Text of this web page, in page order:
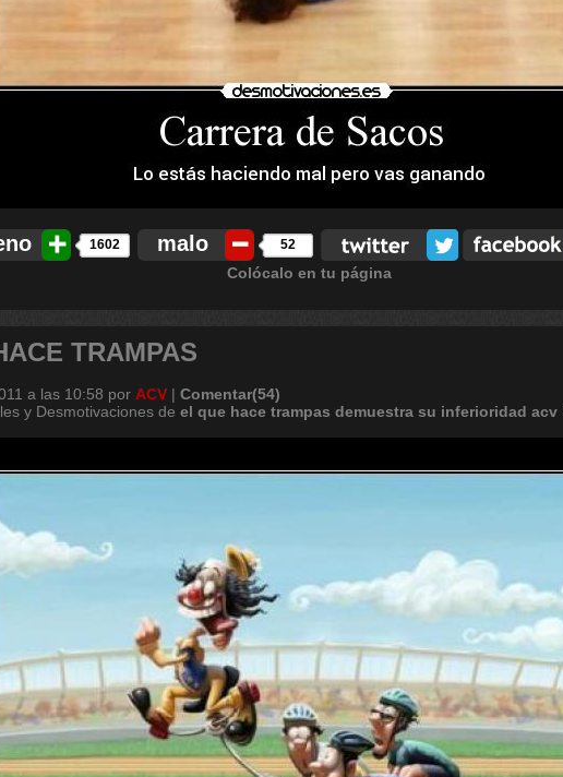
1602 malo 52
Colócalo en tu página
TRAMPAS
a las 10:58 por ACV | Comentar(54)
y Desmotivaciones de el que hace trampas demuestra su inferioridad acv